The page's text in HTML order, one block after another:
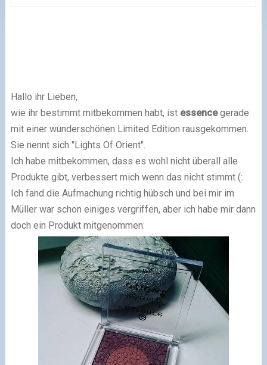
Hallo ihr Lieben,
wie ihr bestimmt mitbekommen habt, ist essencegerade
mit einer wunderschönen Limited Edition rausgekommen.
Sie nennt sich "Lights Of Orient".
Ich habe mitbekommen, dass es wohl nicht überall alle
Produkte gibt, verbessert mich wenn das nicht stimmt (:
Ich fand die Aufmachung richtig hübsch und bei mir im
Müller war schon einiges vergriffen, aber ich habe mir dann
doch ein Produkt mitgenommen: